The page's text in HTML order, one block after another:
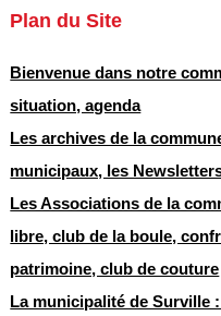
Plan du Site
Bienvenue dans notre
situation, agenda
Les archives de la
municipaux, les
Les Associations de la
libre, club de la boule,
patrimoine, club de couture
La municipalité de Surville